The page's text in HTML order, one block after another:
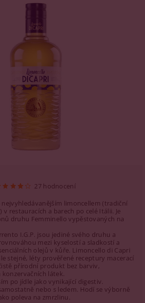
27 hodnocení
nejvyhledávanějším limoncellem (tradiční
restauracích a barech po celé Itálii. Je
druhu Femminello vypěstovaných na
I.G.P. jsou jediné svého druhu a
mezi kyselostí a sladkostí a
olejů v kůře. Limoncello di Capri
stejné, léty prověřené receptury macerací
přírodní produkt bez barviv,
látek.
po jídle jako vynikající digestiv.
nebo s ledem. Hodí se výborně
poleva na zmrzlinu.